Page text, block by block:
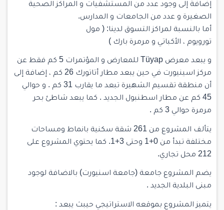
إضافةً إلى وجود عدد من المستشفيات و المراكز الصحية
الصغيرة و عدد من الجامعات و المدارس.
أما بالنسبة لمراكز التسوق لدينا: ( مول
تورويوم ، الأكباتي و مرمرة بارك )
و يبعد معرض Tüyap للمعارض و المؤتمرات 5 كم فقط عن
مركز اسينيورت في حين يبعد مطار أتاتورك 26 كم ، إضافة إلى
أن منطقة تقسيم الشهيرة تبعد ما يقارب 31 كم . و حوالي
45 كم عن مطار اسطنبول الجديد . كما يبعد شاطئ بحر
مرمرة حوالي 3 كم .
يتألف المشروع من 261 شقة سكنية بانماط ومساحات
مختلفة تبدأ من 0+1 وحتى 3+1. كما يحتوي المشروع على
212 محل تجاري.
يضم المشروع جامعة (جامعة اسنيورت) بالاضافة لوجود
مبنى البلدية الجديد .
يتميز المشروع بموقعه الاستراتيجي حيبث يبعد :